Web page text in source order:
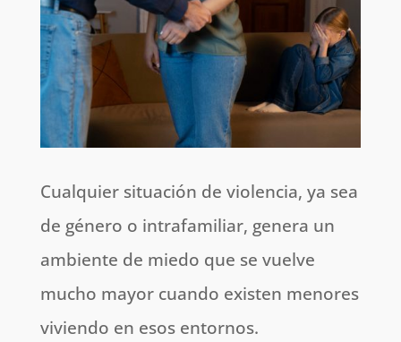
Cualquier situación de violencia, ya sea
de género o intrafamiliar, genera un
ambiente de miedo que se vuelve
mucho mayor cuando existen menores
viviendo en esos entornos.